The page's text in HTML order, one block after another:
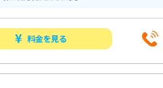
料金を見る